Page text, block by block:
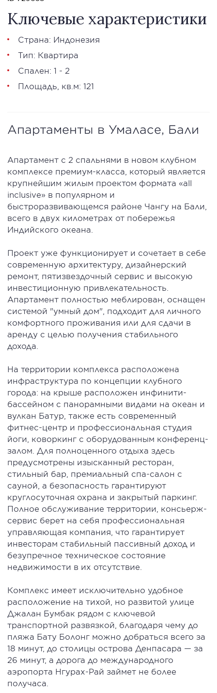
Ключевые характеристики
Страна: Индонезия
Тип: Квартира
Спален: 1 - 2
Площадь, кв.м: 121
Апартаменты в Умаласе, Бали
Апартамент с 2 спальнями в новом клубном
комплексе премиум-класса, который является
крупнейшим жилым проектом формата «all
inclusive» в популярном и
быстроразвивающемся районе Чангу на Бали,
всего в двух километрах от побережья
Индийского океана.
Проект уже функционирует и сочетает в себе
современную архитектуру, дизайнерский
ремонт, пятизвездочный сервис и высокую
инвестиционную привлекательность.
Апартамент полностью меблирован, оснащен
системой "умный дом", подходит для личного
комфортного проживания или для сдачи в
аренду с целью получения стабильного
дохода.
На территории комплекса расположена
инфраструктура по концепции клубного
города: на крыше расположен инфинити-
бассейном с панорамными видами на океан и
вулкан Батур, также есть современный
фитнес-центр и профессиональная студия
йоги, коворкинг с оборудованным конференц-
залом. Для полноценного отдыха здесь
предусмотрены изысканный ресторан,
стильный бар, премиальный спа-салон с
сауной, а безопасность гарантируют
круглосуточная охрана и закрытый паркинг.
Полное обслуживание территории, консьерж-
сервис берет на себя профессиональная
управляющая компания, что гарантирует
инвесторам стабильный пассивный доход и
безупречное техническое состояние
недвижимости в их отсутствие.
Комплекс имеет исключительно удобное
расположение на тихой, но развитой улице
Джалан Бумбак рядом с ключевой
транспортной развязкой, благодаря чему до
пляжа Бату Болонг можно добраться всего за
18 минут, до столицы острова Денпасара — за
26 минут, а дорога до международного
аэропорта Нгурах-Рай займет не более
получаса.